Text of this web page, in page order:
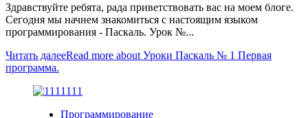
Здравствуйте ребята, рада приветствовать вас на моем блоге.
Сегодня мы начнем знакомиться с настоящим языком
программирования - Паскаль. Урок №...
Читать далееRead more about Уроки Паскаль № 1 Первая
программа.
Программирование